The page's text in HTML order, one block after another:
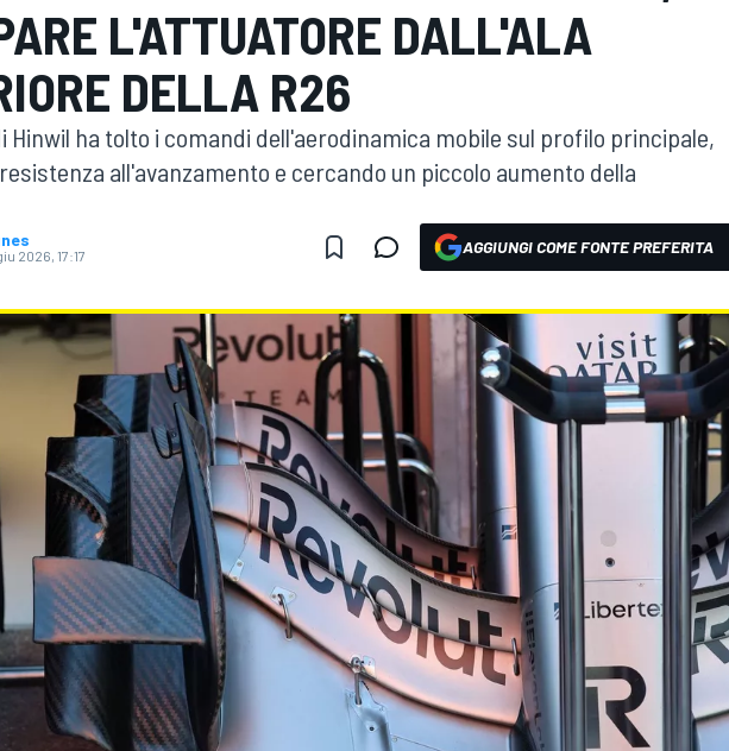
WEC
L'ATTUATORE DALL'ALA
DELLA R26
Hinwil ha tolto i comandi dell'aerodinamica mobile sul profilo principale,
all'avanzamento e cercando un piccolo aumento della
2026, 17:17 AGGIUNGI COME FONTE PREFERITA